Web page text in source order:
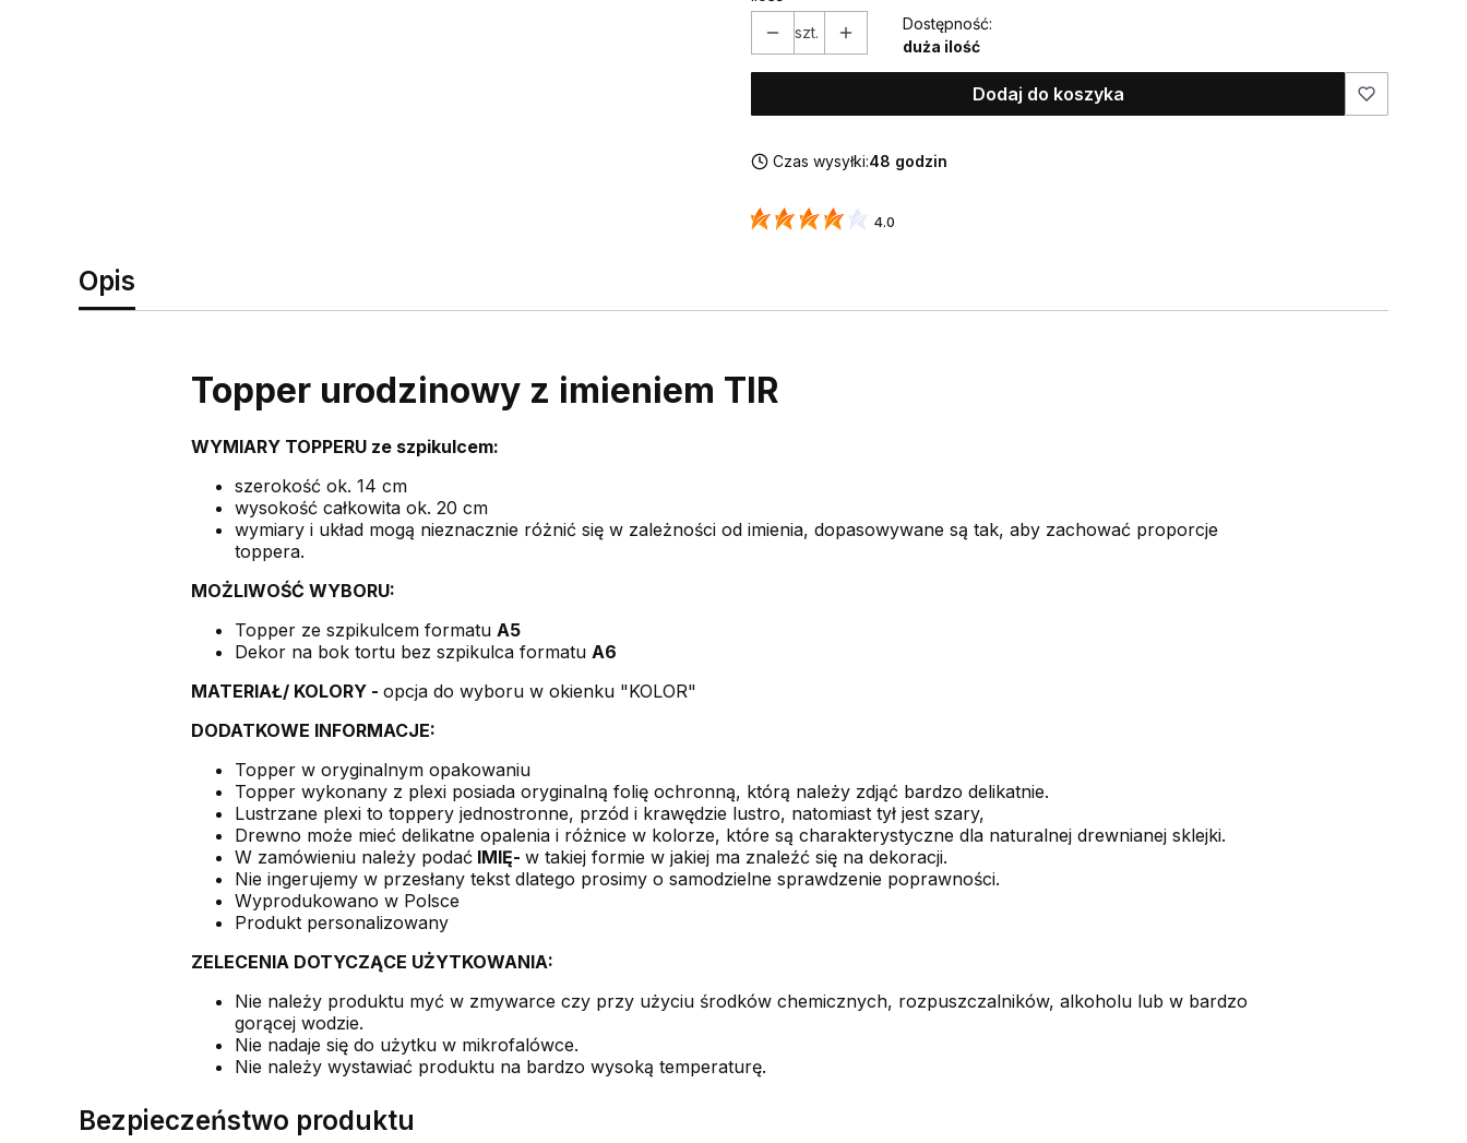
szt.
Dostępność:
duża ilość
Dodaj do koszyka
Czas wysyłki:48 godzin
4.0
Opis
Topper urodzinowy z imieniem TIR
WYMIARY TOPPERU ze szpikulcem:
szerokość ok. 14 cm
wysokość całkowita ok. 20 cm
wymiary i układ mogą nieznacznie różnić się w zależności od imienia, dopasowywane są tak, aby zachować proporcje
toppera.
MOŻLIWOŚĆ WYBORU:
Topper ze szpikulcem formatu A5
Dekor na bok tortu bez szpikulca formatu A6
MATERIAŁ/ KOLORY - opcja do wyboru w okienku "KOLOR"
DODATKOWE INFORMACJE:
Topper w oryginalnym opakowaniu
Topper wykonany z plexi posiada oryginalną folię ochronną, którą należy zdjąć bardzo delikatnie.
Lustrzane plexi to toppery jednostronne, przód i krawędzie lustro, natomiast tył jest szary,
Drewno może mieć delikatne opalenia i różnice w kolorze, które są charakterystyczne dla naturalnej drewnianej sklejki.
W zamówieniu należy podaćIMIĘ- w takiej formie w jakiej ma znaleźć się na dekoracji.
Nie ingerujemy w przesłany tekst dlatego prosimy o samodzielne sprawdzenie poprawności.
Wyprodukowano w Polsce
Produkt personalizowany
ZELECENIA DOTYCZĄCE UŻYTKOWANIA:
Nie należy produktu myć w zmywarce czy przy użyciu środków chemicznych, rozpuszczalników, alkoholu lub w bardzo
gorącej wodzie.
Nie nadaje się do użytku w mikrofalówce.
Nie należy wystawiać produktu na bardzo wysoką temperaturę.
Bezpieczeństwo produktu